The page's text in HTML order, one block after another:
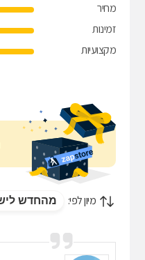
מחיר
זמינות
מקצועיות
מיון לפי: